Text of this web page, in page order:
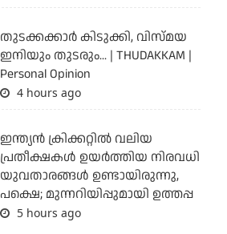
തുടക്കക്കാര്‍ കിടുക്കി, വിസ്മയ
ഇനിയും തുടരും... | THUDAKKAM |
Personal Opinion
4 hours ago
ഇന്ത്യന്‍ ക്രിക്കറ്റില്‍ വലിയ
പ്രതീക്ഷകള്‍ ഉയര്‍ത്തിയ നിരവധി
യുവതാരങ്ങള്‍ ഉണ്ടായിരുന്നു,
പക്ഷെ; മുന്നറിയിപ്പുമായി ഉത്തപ്പ
5 hours ago